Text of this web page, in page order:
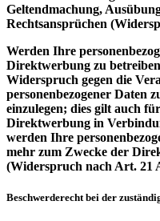
Geltendmachung,
Rechtsansprüchen
Werden Ihre
Direktwerbung zu
Widerspruch gegen die
personenbezogener Daten
einzulegen; dies gilt auch
Direktwerbung in
werden Ihre
mehr zum Zwecke der
(Widerspruch nach Art. 21
Beschwerderecht bei der